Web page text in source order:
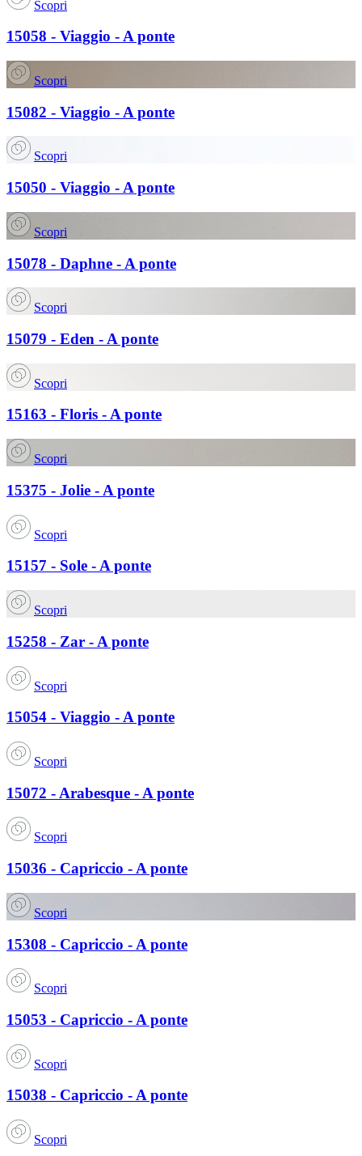
Scopri
15058 - Viaggio - A ponte
Scopri
15082 - Viaggio - A ponte
Scopri
15050 - Viaggio - A ponte
Scopri
15078 - Daphne - A ponte
Scopri
15079 - Eden - A ponte
Scopri
15163 - Floris - A ponte
Scopri
15375 - Jolie - A ponte
Scopri
15157 - Sole - A ponte
Scopri
15258 - Zar - A ponte
Scopri
15054 - Viaggio - A ponte
Scopri
15072 - Arabesque - A ponte
Scopri
15036 - Capriccio - A ponte
Scopri
15308 - Capriccio - A ponte
Scopri
15053 - Capriccio - A ponte
Scopri
15038 - Capriccio - A ponte
Scopri